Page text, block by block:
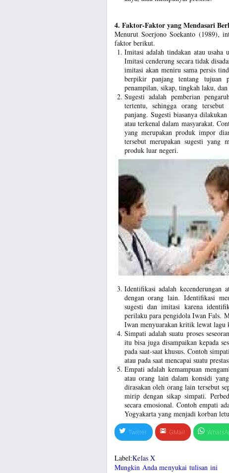
4. Faktor-Faktor yang Mendasari
Menurut Soerjono Soekanto (1989),
faktor berikut.
Imitasi adalah tindakan atau
Imitasi cenderung secara tidak
imitasi akan meniru sama persis
berpikir panjang tentang tujuan
penampilan, sikap, tingkah laku,
Sugesti adalah pemberian
tertentu, sehingga orang
panjang. Sugesti biasanya
atau terkenal dalam masyarakat.
yang merupakan produk impor
tersebut merupakan sugesti yang
produk luar negeri.
Identifikasi adalah kecenderungan
dengan orang lain. Identifikasi
sugesti dan imitasi karena
perilaku para pengidola Iwan Fals.
Iwan menyuarakan kritik lewat lagu
Simpati adalah suatu proses
itu bisa juga disampaikan kepada
pada saat-saat khusus. Contoh
atau pada saat mencapai suatu
Empati adalah kemampuan
atau orang lain dalam konsidi
dirasakan oleh orang lain tersebut
mirip dengan sikap simpati.
secara emosional. Contoh empati
Yogyakarta yang menjadi korban
Twitter GMail
Label:Kelas X
Mungkin Anda menyukai tulisan ini